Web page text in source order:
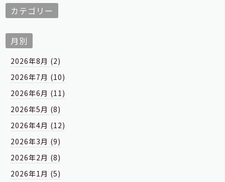
カテゴリー
月別
2026年8月 (2)
2026年7月 (10)
2026年6月 (11)
2026年5月 (8)
2026年4月 (12)
2026年3月 (9)
2026年2月 (8)
2026年1月 (5)